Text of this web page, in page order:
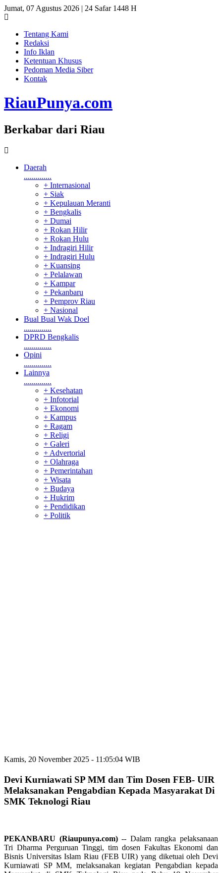
Jumat, 07 Agustus 2026 | 24 Safar 1448 H
Tentang Kami
Redaksi
Info Iklan
Ketentuan Khusus
Pedoman Media Siber
Kontak
RiauPunya.com
Berkabar dari Riau
Daerah
..............
+ Internasional
+ Siak
+ Kepulauan Meranti
+ Bengkalis
+ Dumai
+ Rokan Hilir
+ Rokan Hulu
+ Indragiri Hilir
+ Indragiri Hulu
+ Kuansing
+ Pelalawan
+ Kampar
+ Pekanbaru
+ Pemprov Riau
+ Nasional
Bual Bual Wak Doel
..............
DPRD Bengkalis
..............
Opini
..............
Lainnya
..............
+ Kesehatan
+ Infotorial
+ Ekonomi
+ Kampus
+ Ragam
+ Religi
+ Galeri
+ Advertorial
+ Olahraga
+ Pemerintahan
+ Wisata
+ Budaya
+ Hukrim
+ Pendidikan
+ Politik
Kamis, 20 November 2025 - 11:05:04 WIB
Devi Kurniawati SP MM dan Tim Dosen FEB- UIR
Melaksanakan Pengabdian Kepada Masyarakat Di
SMK Teknologi Riau
PEKANBARU (Riaupunya.com)-- Dalam rangka pelaksanaan
Tri Dharma Perguruan Tinggi, tim dosen Fakultas Ekonomi dan
Bisnis Universitas Islam Riau (FEB UIR) yang diketuai oleh Devi
Kurniawati SP MM, melaksanakan kegiatan Pengabdian kepada